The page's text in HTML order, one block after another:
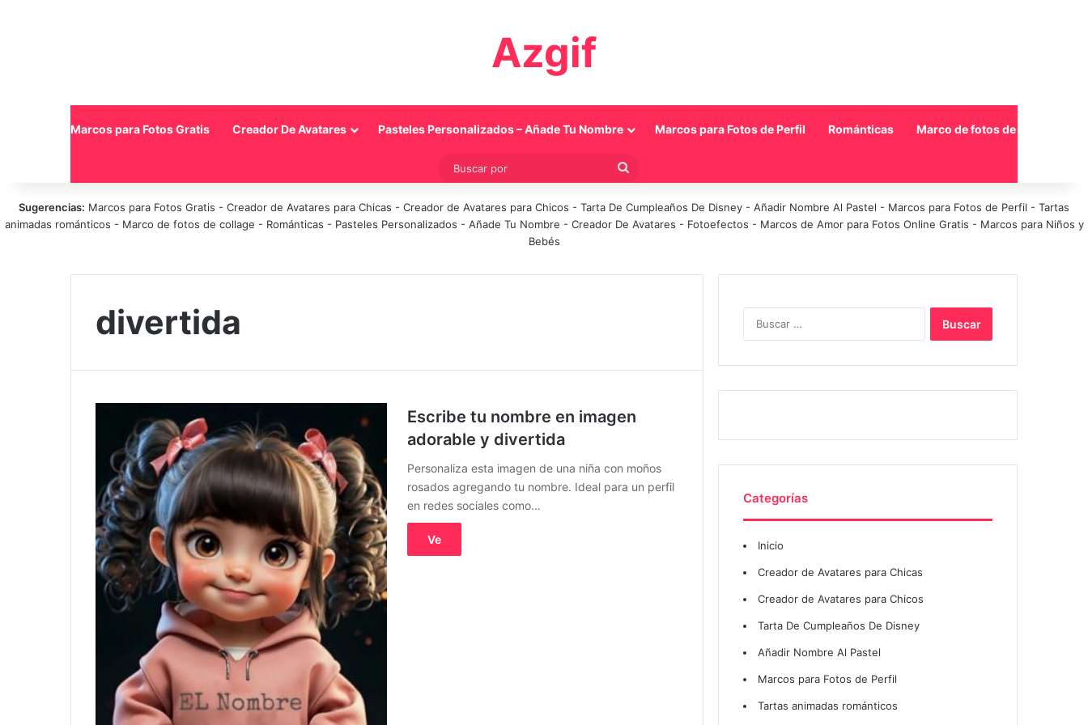
Azgif
Marcos para Fotos Gratis Creador De Avatares Pasteles Personalizados – Añade Tu Nombre Marcos para Fotos de Perfil Románticas Marco de fotos de collage
Buscar
Sugerencias: Marcos para Fotos Gratis - Creador de Avatares para Chicas - Creador de Avatares para Chicos - Tarta De Cumpleaños De Disney - Añadir Nombre Al Pastel - Marcos para Fotos de Perfil - Tartas
animadas románticos - Marco de fotos de collage - Románticas - Pasteles Personalizados - Añade Tu Nombre - Creador De Avatares - Fotoefectos - Marcos de Amor para Fotos Online Gratis - Marcos para Niños y
Bebés
divertida
Escribe tu nombre en imagen
adorable y divertida
Personaliza esta imagen de una niña con moños
rosados agregando tu nombre. Ideal para un perfil
en redes sociales como…
Ve
Categorías
Inicio
Creador de Avatares para Chicas
Creador de Avatares para Chicos
Tarta De Cumpleaños De Disney
Añadir Nombre Al Pastel
Marcos para Fotos de Perfil
Tartas animadas románticos